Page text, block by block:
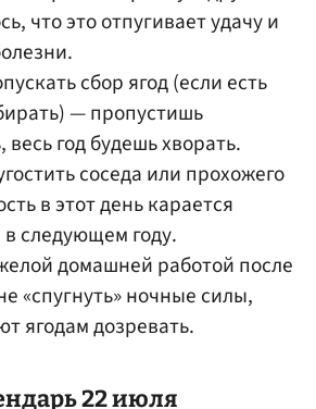
что это отпугивает удачу и
сбор ягод (если есть
— пропустишь
год будешь хворать.
соседа или прохожего
в этот день карается
следующем году.
домашней работой после
«спугнуть» ночные силы,
ягодам дозревать.
22 июля